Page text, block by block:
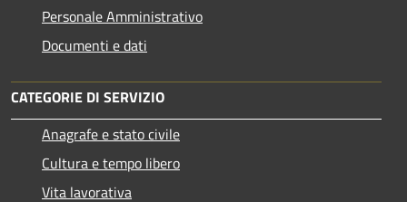
Personale Amministrativo
Documenti e dati
CATEGORIE DI SERVIZIO
Anagrafe e stato civile
Cultura e tempo libero
Vita lavorativa